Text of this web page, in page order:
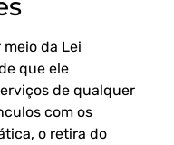
da Lei
que ele
de qualquer
com os
o retira do